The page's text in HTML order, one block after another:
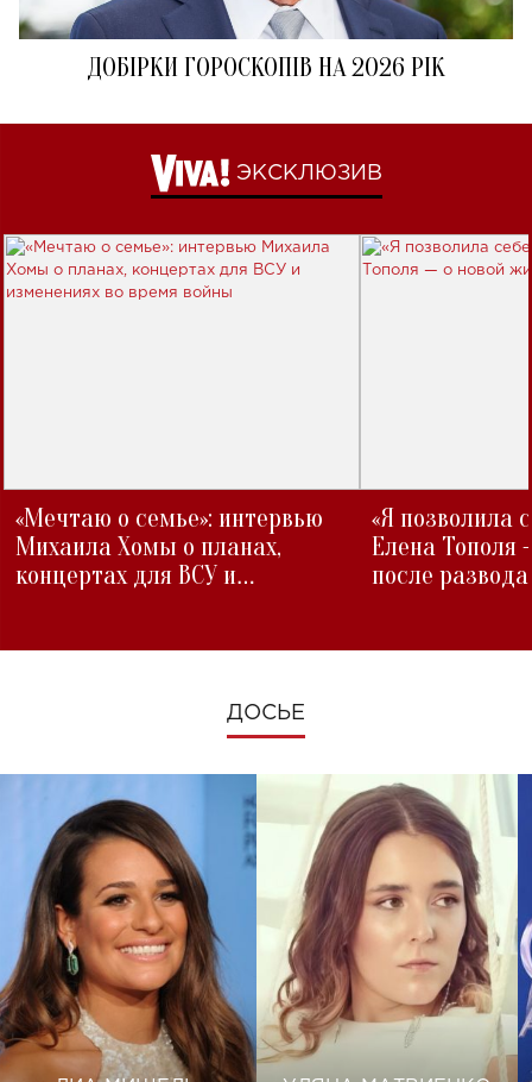
ДОБІРКИ ГОРОСКОПІВ НА 2026 РІК
ЭКСКЛЮЗИВ
«Мечтаю о семье»: интервью
Михаила Хомы о планах,
концертах для ВСУ и
«Я позволила
Елена Тополя
после развода
ДОСЬЕ